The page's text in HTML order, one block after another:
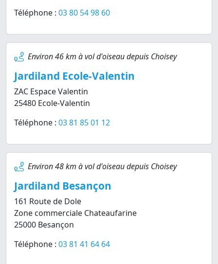
Téléphone : 03 80 54 98 60
Environ 46 km à vol d'oiseau depuis Choisey
Jardiland Ecole-Valentin
ZAC Espace Valentin
25480 Ecole-Valentin
Téléphone : 03 81 85 01 12
Environ 48 km à vol d'oiseau depuis Choisey
Jardiland Besançon
161 Route de Dole
Zone commerciale Chateaufarine
25000 Besançon
Téléphone : 03 81 41 64 64